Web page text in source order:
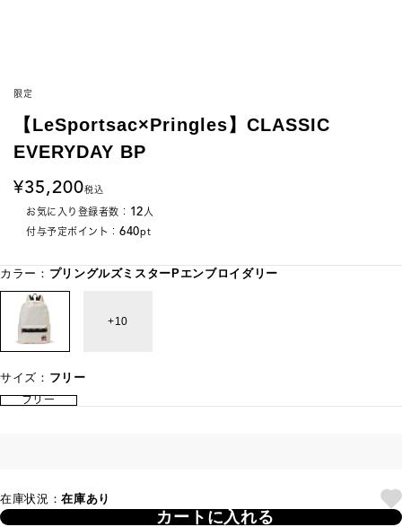
限定
【LeSportsac×Pringles】CLASSIC
EVERYDAY BP
35,200税込
お気に入り登録者数： 12人
付与予定ポイント： 640pt
カラー： プリングルズミスターPエンブロイダリー
10
サイズ： フリー
フリー
在庫状況：在庫あり
カートに入れる